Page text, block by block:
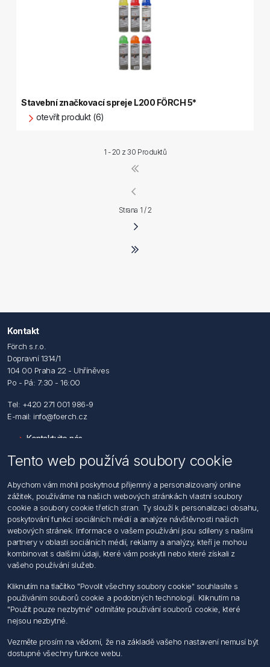
Stavební značkovací spreje L200 FÖRCH 5*
otevřít produkt (6)
1 - 20 z30 Produktů
Strana 1 / 2
Kontakt
Förch s.r.o.
Dopravní 1314/1
104 00 Praha 22 - Uhříněves
Po - Pá: 7:30 - 16:00
Tel: +420 271 001 986-9
E-mail: info@foerch.cz
Kontaktujte nás
Hledat
Dodržování předpisů
Zásady zpracování osobních údajů fyzických osob
Podmínky zasílání elektronických dokumentu
Všeobecné dodací a obchodní podmínky
Informace o nakládaní s elektroodpadem
Můj účet
Můj účet
Objednávky
Adresy
Tento web používá soubory cookie
Abychom vám mohli poskytnout příjemný a personalizovaný online
zážitek, používáme na našich webových stránkách vlastní soubory
cookie a soubory cookie třetích stran. Ty slouží k personalizaci obsahu,
poskytování funkcí sociálních médií a analýze návštěvnosti našich
webových stránek. Informace o vašem používání jsou sdíleny s našimi
partnery v oblasti sociálních médií, reklamy a analýzy, kteří je mohou
kombinovat s dalšími údaji, které vám poskytli nebo které získali z
vašeho používání služeb.
Kliknutím na tlačítko "Povolit všechny soubory cookie" souhlasíte s
používáním souborů cookie a podobných technologií. Kliknutím na
"Použit pouze nezbytné" odmítáte používání souborů cookie, které
nejsou nezbytné.
Vezměte prosím na vědomí, že na základě vašeho nastavení nemusí být
dostupné všechny funkce webu.